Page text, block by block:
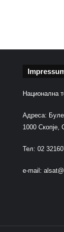
Национална
Адреса:
1000 Скопје,
Тел: 02
e-mail: